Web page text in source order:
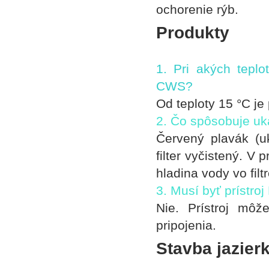
ochorenie rýb.
Produkty
1. Pri akých
CWS?
Od teploty 15 °C
2. Čo spôsobuje
Červený plavák
filter vyčistený. V
hladina vody vo
3. Musí byť prístroj
Nie. Prístroj
pripojenia.
Stavba